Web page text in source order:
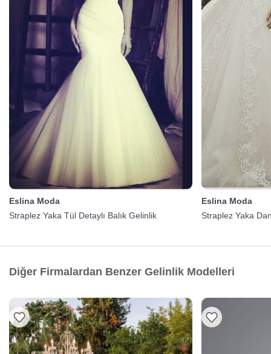
Eslina Moda
Straplez Yaka Tül Detaylı Balık Gelinlik
Eslina Moda
Straplez Yaka
Diğer Firmalardan Benzer Gelinlik Modelleri